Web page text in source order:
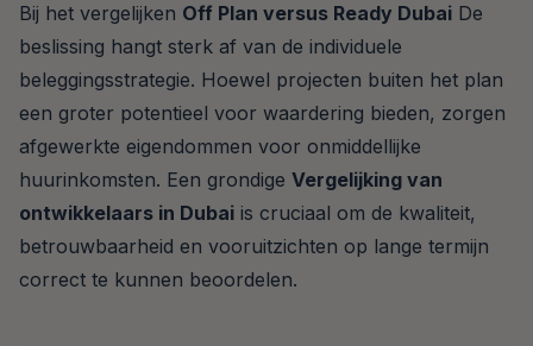
Bij het vergelijken Off Plan versus Ready Dubai De
beslissing hangt sterk af van de individuele
beleggingsstrategie. Hoewel projecten buiten het plan
een groter potentieel voor waardering bieden, zorgen
afgewerkte eigendommen voor onmiddellijke
huurinkomsten. Een grondige Vergelijking van
ontwikkelaars in Dubai is cruciaal om de kwaliteit,
betrouwbaarheid en vooruitzichten op lange termijn
correct te kunnen beoordelen.